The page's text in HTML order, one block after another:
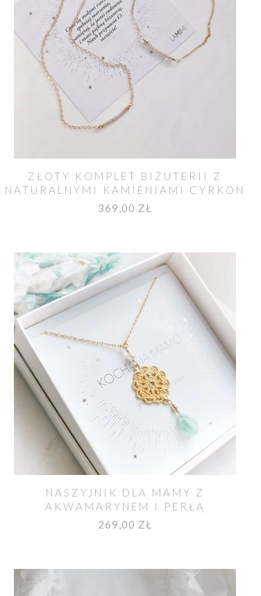
ZŁOTY KOMPLET BIŻUTERII Z
NATURALNYMI KAMIENIAMI CYRKON
369,00 ZŁ
NASZYJNIK DLA MAMY Z
AKWAMARYNEM I PERŁĄ
269,00 ZŁ